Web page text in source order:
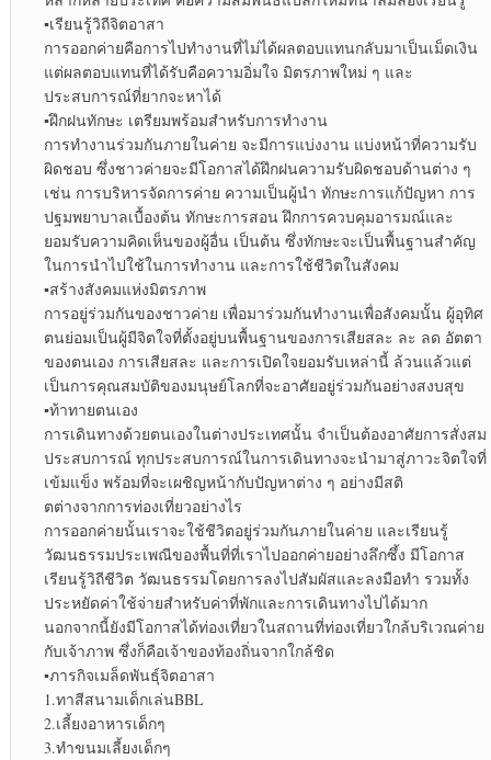
▪︎เรียนรู้วิถีจิตอาสา
การออกค่ายคือการไปทำงานที่ไม่ได้ผลตอบแทนกลับมาเป็นเม็ดเงิน
แต่ผลตอบแทนที่ได้รับคือความอิ่มใจ มิตรภาพใหม่ ๆ และ
ประสบการณ์ที่ยากจะหาได้
▪︎ฝึกฝนทักษะ เตรียมพร้อมสำหรับการทำงาน
การทำงานร่วมกันภายในค่าย จะมีการแบ่งงาน แบ่งหน้าที่ความรับ
ผิดชอบ ซึ่งชาวค่ายจะมีโอกาสได้ฝึกฝนความรับผิดชอบด้านต่าง ๆ
เช่น การบริหารจัดการค่าย ความเป็นผู้นำ ทักษะการแก้ปัญหา การ
ปฐมพยาบาลเบื้องต้น ทักษะการสอน ฝึกการควบคุมอารมณ์และ
ยอมรับความคิดเห็นของผู้อื่น เป็นต้น ซึ่งทักษะจะเป็นพื้นฐานสำคัญ
ในการนำไปใช้ในการทำงาน และการใช้ชีวิตในสังคม
▪︎สร้างสังคมแห่งมิตรภาพ
การอยู่ร่วมกันของชาวค่าย เพื่อมาร่วมกันทำงานเพื่อสังคมนั้น ผู้อุทิศ
ตนย่อมเป็นผู้มีจิตใจที่ตั้งอยู่บนพื้นฐานของการเสียสละ ละ ลด อัตตา
ของตนเอง การเสียสละ และการเปิดใจยอมรับเหล่านี้ ล้วนแล้วแต่
เป็นการคุณสมบัติของมนุษย์โลกที่จะอาศัยอยู่ร่วมกันอย่างสงบสุข
▪︎ท้าทายตนเอง
การเดินทางด้วยตนเองในต่างประเทศนั้น จำเป็นต้องอาศัยการสั่งสม
ประสบการณ์ ทุกประสบการณ์ในการเดินทางจะนำมาสู่ภาวะจิตใจที่
เข้มแข็ง พร้อมที่จะเผชิญหน้ากับปัญหาต่าง ๆ อย่างมีสติ
ตต่างจากการท่องเที่ยวอย่างไร
การออกค่ายนั้นเราจะใช้ชีวิตอยู่ร่วมกันภายในค่าย และเรียนรู้
วัฒนธรรมประเพณีของพื้นที่ที่เราไปออกค่ายอย่างลึกซึ้ง มีโอกาส
เรียนรู้วิถีชีวิต วัฒนธรรมโดยการลงไปสัมผัสและลงมือทำ รวมทั้ง
ประหยัดค่าใช้จ่ายสำหรับค่าที่พักและการเดินทางไปได้มาก
นอกจากนี้ยังมีโอกาสได้ท่องเที่ยวในสถานที่ท่องเที่ยวใกล้บริเวณค่าย
กับเจ้าภาพ ซึ่งก็คือเจ้าของท้องถิ่นจากใกล้ชิด
▪︎ภารกิจเมล็ดพันธุ์จิตอาสา
1.ทาสีสนามเด็กเล่นBBL
2.เลี้ยงอาหารเด็กๆ
3.ทำขนมเลี้ยงเด็กๆ